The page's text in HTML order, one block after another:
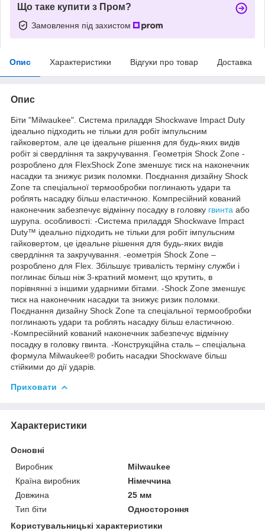
Що таке купити з Пром?
Замовлення під захистом
Опис Характеристики Відгуки про товар Доставка
Опис
Біти "Milwaukee". Система приладдя Shockwave Impact Duty
ідеально підходить не тільки для робіт імпульсним
гайковертом, але це ідеальне рішення для будь-яких видів
робіт зі свердління та закручування. Геометрія Shock Zone -
розроблено для FlexShock Zone зменшує тиск на наконечник
насадки та знижує ризик поломки. Поєднання дизайну Shock
Zone та спеціальної термообробки поглинають удари та
роблять насадку більш еластичною. Компресійний кований
наконечник забезпечує відмінну посадку в головку гвинта або
шурупа. особливості: -Система приладдя Shockwave Impact
Duty™ ідеально підходить не тільки для робіт імпульсним
гайковертом, це ідеальне рішення для будь-яких видів
свердління та закручування. -еометрія Shock Zone –
розроблено для Flex. Збільшує тривалість терміну служби і
поглинає більш ніж 3-кратний момент, що крутить, в
порівнянні з іншими ударними бітами. -Shock Zone зменшує
тиск на наконечник насадки та знижує ризик поломки.
Поєднання дизайну Shock Zone та спеціальної термообробки
поглинають удари та роблять насадку більш еластичною.
-Компресійний кований наконечник забезпечує відмінну
посадку в головку гвинта. -Конструкційна сталь – спеціальна
формула Milwaukee® робить насадки Shockwave більш
стійкими до дії ударів.
Приховати
Характеристики
Основні
Виробник
Milwaukee
Країна виробник
Німеччина
Довжина
25 мм
Тип біти
Одностороння
Користувальницькі характеристики